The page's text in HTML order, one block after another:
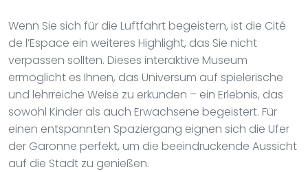
Wenn Sie sich für die Luftfahrt begeistern, ist die Cité
de l’Espace ein weiteres Highlight, das Sie nicht
verpassen sollten. Dieses interaktive Museum
ermöglicht es Ihnen, das Universum auf spielerische
und lehrreiche Weise zu erkunden – ein Erlebnis, das
sowohl Kinder als auch Erwachsene begeistert. Für
einen entspannten Spaziergang eignen sich die Ufer
der Garonne perfekt, um die beeindruckende Aussicht
auf die Stadt zu genießen.